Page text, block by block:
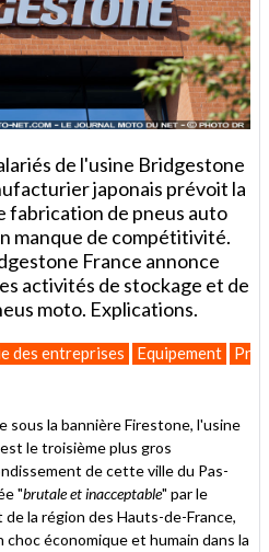
de l'usine Bridgestone
japonais prévoit la
fabrication de pneus auto
manque de compétitivité.
France annonce
activités de stockage et de
moto. Explications.
des entreprises Equipement
sous la bannière Firestone, l'usine
le troisième plus gros
de cette ville du Pas-
"brutale et inacceptable" par le
la région des Hauts-de-France,
économique et humain dans la